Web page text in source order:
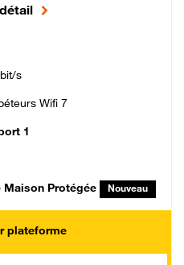
s
Wifi 7
1
Maison Protégée Nouveau
plateforme